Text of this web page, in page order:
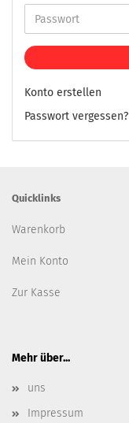
Konto erstellen
Passwort vergessen?
Quicklinks
Warenkorb
Mein Konto
Zur Kasse
Mehr über...
uns
Impressum